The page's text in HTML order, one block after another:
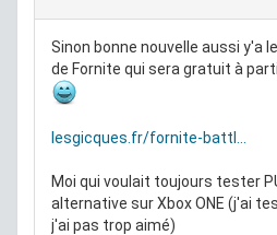
Sinon bonne nouvelle aussi y'a
de Fornite qui sera gratuit à
lesgicques.fr/fornite-battl...
Moi qui voulait toujours tester
alternative sur Xbox ONE (j'ai
j'ai pas trop aimé)